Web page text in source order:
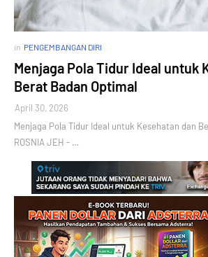
in PENGEMBANGAN DIRI
Menjaga Pola Tidur Ideal untuk
Berat Badan Optimal
April 30, 2026
Menjaga Pola Tidur Ideal untuk Kesehatan dan
ROSNIA JEH - …